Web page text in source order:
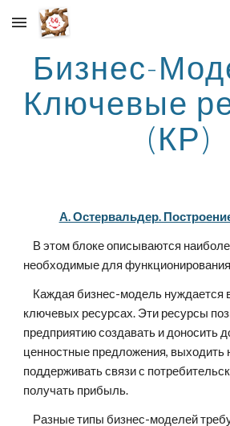
Skip to main content
Бизнес-
Ключевые
(КР)
А. Остервальдер.
необходимые для
ключевых ресурсах. Эти ресурсы
предприятию создавать и доносить
ценностные предложения, выходить
поддерживать связи с
получать прибыль.